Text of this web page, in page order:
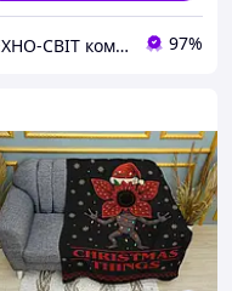
ТЕХНО-СВІТ компьютерна техніка, мобільні аксесуари, електронна техніка та багато іншого. 97%